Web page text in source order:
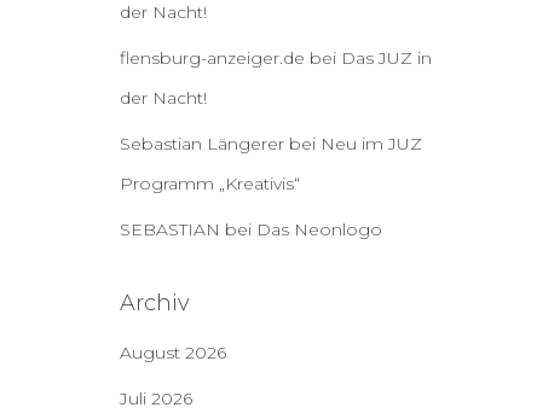
der Nacht!
flensburg-anzeiger.de bei Das JUZ in
der Nacht!
Sebastian Längererbei Neu im JUZ
Programm „Kreativis“
SEBASTIAN bei Das Neonlogo
Archiv
August 2026
Juli 2026